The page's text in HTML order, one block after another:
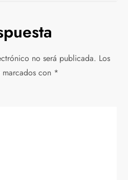
no será publicada. Los
con *